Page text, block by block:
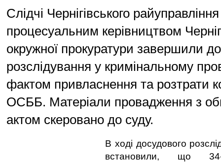
Слідчі Чернігівського райуправління
процесуальним керівництвом
окружної прокуратури завершили
розслідування у кримінальному
фактом привласнення та розтрати
ОСББ. Матеріали провадження з
актом скеровано до суду.
В ході досудового
встановили, що 34-